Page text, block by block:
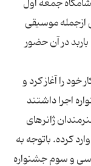
جمعه اول
ازجمله موسیقی
باربد در آن حضور
را آغاز کرد و
این جشنواره اجرا داشتند
ژانرهای
کرده. باتوجه به
سی و سوم جشنواره